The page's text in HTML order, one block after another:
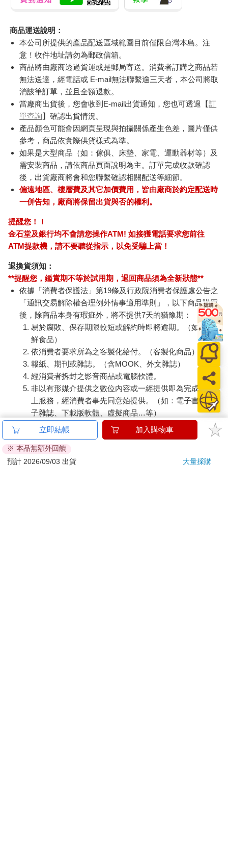
商品運送說明：
本公司所提供的產品配送區域範圍目前僅限台灣本島。注
意！收件地址請勿為郵政信箱。
商品將由廠商透過貨運或是郵局寄送。消費者訂購之商品若
無法送達，經電話或 E-mail無法聯繫逾三天者，本公司將取
消該筆訂單，並且全額退款。
當廠商出貨後，您會收到E-mail出貨通知，您也可透過【訂
單查詢】確認出貨情況。
產品顏色可能會因網頁呈現與拍攝關係產生色差，圖片僅供
參考，商品依實際供貨樣式為準。
如果是大型商品（如：傢俱、床墊、家電、運動器材等）及
需安裝商品，請依商品頁面說明為主。訂單完成收款確認
後，出貨廠商將會和您聯繫確認相關配送等細節。
偏遠地區、樓層費及其它加價費用，皆由廠商於約定配送時
一併告知，廠商將保留出貨與否的權利。
提醒您！！
金石堂及銀行均不會請您操作ATM! 如接獲電話要求您前往
ATM提款機，請不要聽從指示，以免受騙上當！
退換貨須知：
**提醒您，鑑賞期不等於試用期，退回商品須為全新狀態**
依據「消費者保護法」第19條及行政院消費者保護處公告之
「通訊交易解除權合理例外情事適用準則」，以下商品購買
後，除商品本身有瑕疵外，將不提供7天的猶豫期：
易於腐敗、保存期限較短或解約時即將逾期。（如：生
鮮食品）
依消費者要求所為之客製化給付。（客製化商品）
報紙、期刊或雜誌。（含MOOK、外文雜誌）
經消費者拆封之影音商品或電腦軟體。
非以有形媒介提供之數位內容或一經提供即為完成之線
上服務，經消費者事先同意始提供。（如：電子書、電
子雜誌、下載版軟體、虛擬商品…等）
已拆封之個人衛生用品。（如：內衣褲、刮鬍刀、除毛
刀…等）
若非上列種類商品，均享有到貨7天的猶豫期（含例假
日）。
立即結帳 加入購物車
※ 本品無額外回饋
預計 2026/09/03 出貨
大量採購